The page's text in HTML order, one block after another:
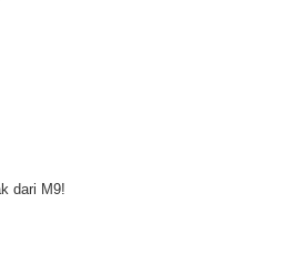
dari M9!